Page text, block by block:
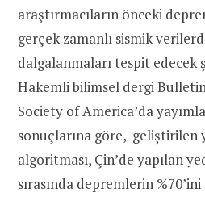
araştırmacıların önceki
gerçek zamanlı sismik
dalgalanmaları tespit edecek
Hakemli bilimsel dergi
Society of America’da
sonuçlarına göre, geliştirilen
algoritması, Çin’de yapılan
sırasında depremlerin